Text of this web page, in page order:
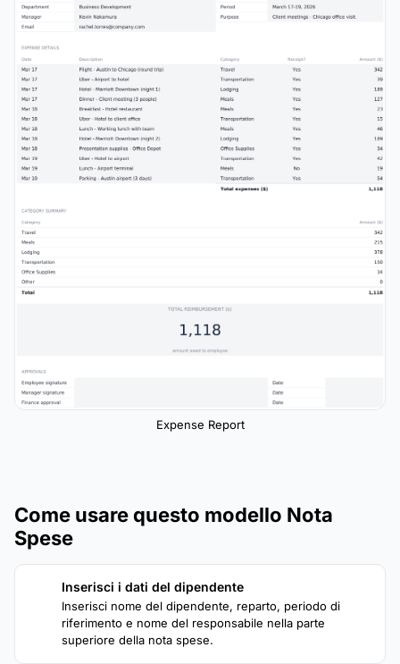
Expense Report
Come usare questo modello Nota
Spese
Inserisci i dati del dipendente
Inserisci nome del dipendente, reparto, periodo di
riferimento e nome del responsabile nella parte
superiore della nota spese.